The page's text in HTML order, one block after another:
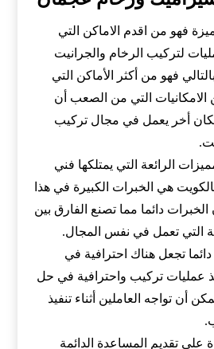
فهو من اقدم الاماكن التي
لتركيب الرخام والجرانيت
فهو من أكثر الأماكن التي
الامكانيات التي من الصعب أن
أخر يعمل في مجال تركيب
الرائعة التي يمتلكها فني
هي الخبرات الكبيرة في هذا
دائما مما تصنع الفارق بين
التي تعمل في نفس المجال.
تجعل هناك احترافية في
عمليات تركيب واحترافية في حل
أن تواجه العاملين أثناء تنفيذ
على تقديم المساعدة الدائمة